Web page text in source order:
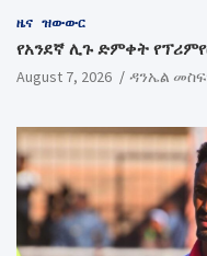
ዜና ዝውውር
የአንደኛ ሊጉ ድምቀት
August 7, 2026 ዳንኤል